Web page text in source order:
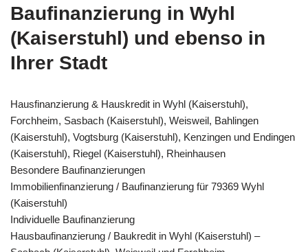
Baufinanzierung in Wyhl
(Kaiserstuhl) und ebenso in
Ihrer Stadt
Hausfinanzierung & Hauskredit in Wyhl (Kaiserstuhl),
Forchheim, Sasbach (Kaiserstuhl), Weisweil, Bahlingen
(Kaiserstuhl), Vogtsburg (Kaiserstuhl), Kenzingen und Endingen
(Kaiserstuhl), Riegel (Kaiserstuhl), Rheinhausen
Besondere Baufinanzierungen
Immobilienfinanzierung / Baufinanzierung für 79369 Wyhl
(Kaiserstuhl)
Individuelle Baufinanzierung
Hausbaufinanzierung / Baukredit in Wyhl (Kaiserstuhl) –